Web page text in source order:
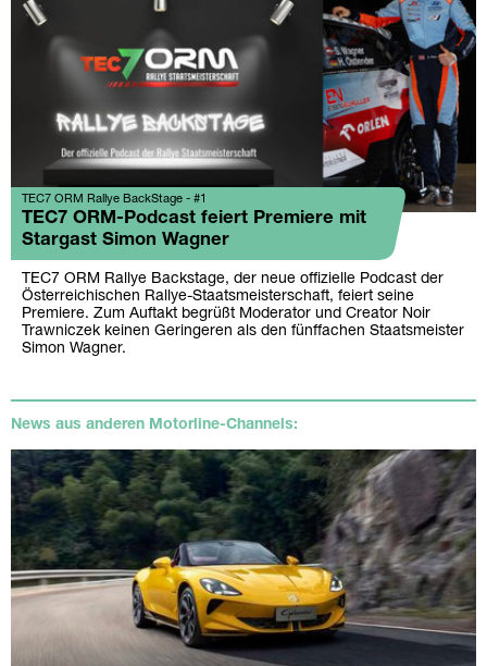
TEC7 ORM Rallye BackStage - #1
TEC7 ORM-Podcast feiert Premiere mit
Stargast Simon Wagner
TEC7 ORM Rallye Backstage, der neue offizielle Podcast der
Österreichischen Rallye-Staatsmeisterschaft, feiert seine
Premiere. Zum Auftakt begrüßt Moderator und Creator Noir
Trawniczek keinen Geringeren als den fünffachen Staatsmeister
Simon Wagner.
News aus anderen Motorline-Channels: